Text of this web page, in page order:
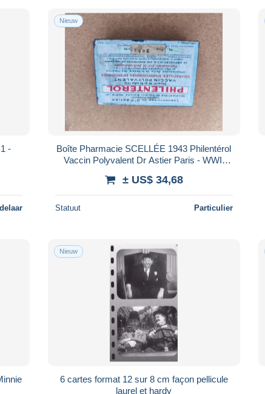
-
Nieuw
Boîte Pharmacie SCELLÉE 1943 Philentérol
Vaccin Polyvalent Dr Astier Paris - WWII
± US$ 34,68
Statuut Particulier
Nieuw
6 cartes format 12 sur 8 cm façon pellicule
laurel et hardy